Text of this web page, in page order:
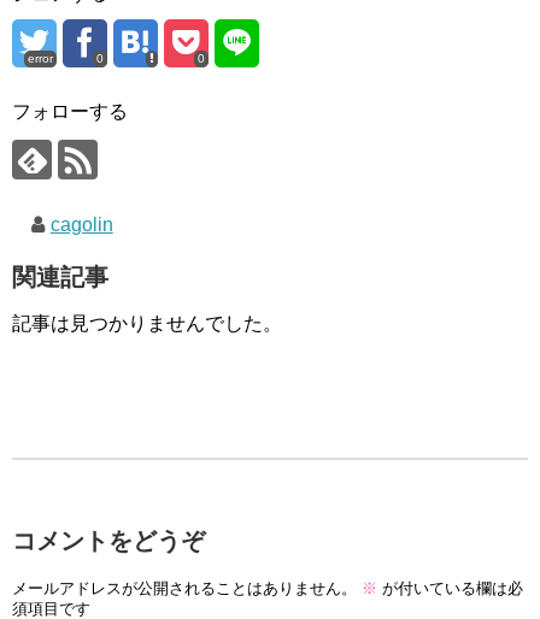
error 0 0
フォローする
cagolin
関連記事
記事は見つかりませんでした。
コメントをどうぞ
メールアドレスが公開されることはありません。 ※ が付いている欄は必
須項目です